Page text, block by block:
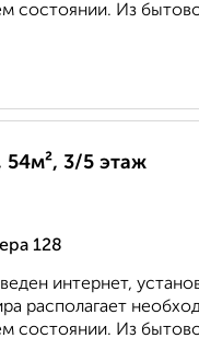
состоянии. Из
54м², 3/5 этаж
128
интернет,
располагает
состоянии. Из